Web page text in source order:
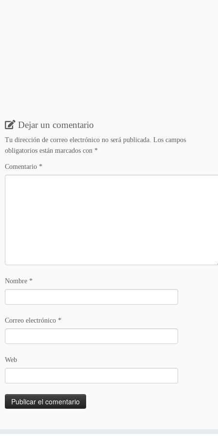
Dejar un comentario
Tu dirección de correo electrónico no será publicada. Los campos
obligatorios están marcados con *
Comentario *
Nombre *
Correo electrónico *
Web